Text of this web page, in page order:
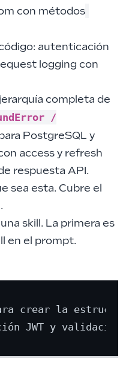
con métodos
autenticación
logging con
completa de
/
PostgreSQL y
access y refresh
respuesta API.
sea esta. Cubre el
skill. La primera es
en el prompt.
crear la estructura